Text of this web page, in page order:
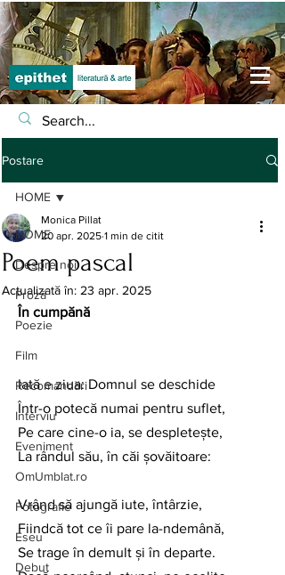
Postare
HOME
Despre noi
Proză
Poezie
Film
Recomandări
Interviu
Eveniment
OmUmblat.ro
Fotografie
Eseu
Debut
HOME
Poem pascal
Monica Pillat
20 apr. 2025 1 min de citit
Actualizată în: 23 apr. 2025
În cumpănă
Iată e ziua: Domnul se deschide
Într-o potecă numai pentru suflet,
Pe care cine-o ia, se despletește,
La rândul său, în căi șovăitoare:
Vrând să ajungă iute, întârzie,
Fiindcă tot ce îi pare la-ndemână,
Se trage în demult și în departe.